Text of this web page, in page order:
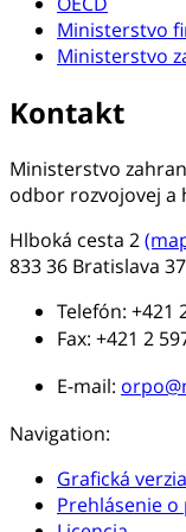
Ministerstvo
Ministerstvo
Kontakt
Ministerstvo
odbor rozvojovej
Hlboká cesta 2
833 36 Bratislava 37
Telefón: +421
Fax: +421 2
E-mail:
Navigation:
Grafická verzia
Prehlásenie